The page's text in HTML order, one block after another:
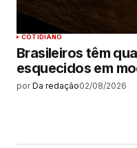
COTIDIANO
Brasileiros têm
esquecidos em
por Da redação02/08/2026